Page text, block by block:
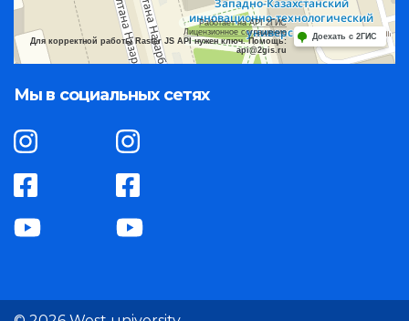
Работает на API 2ГИС
Лицензионное соглашение
Для корректной работы Raster JS API нужен ключ. Помощь:
api@2gis.ru
Доехать с 2ГИС
Мы в социальных сетях